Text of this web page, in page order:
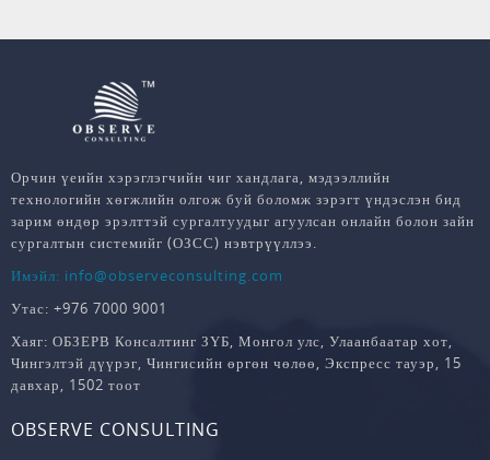
Орчин үеийн хэрэглэгчийн чиг хандлага, мэдээллийн
технологийн хөгжлийн олгож буй боломж зэрэгт үндэслэн бид
зарим өндөр эрэлттэй сургалтуудыг агуулсан онлайн болон зайн
сургалтын системийг (ОЗСС) нэвтрүүллээ.
Имэйл: info@observeconsulting.com
Утас: +976 7000 9001
Хаяг: ОБЗЕРВ Консалтинг ЗҮБ, Монгол улс, Улаанбаатар хот,
Чингэлтэй дүүрэг, Чингисийн өргөн чөлөө, Экспресс тауэр, 15
давхар, 1502 тоот
OBSERVE CONSULTING